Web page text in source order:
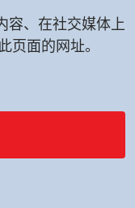
容、在社交媒体上
页面的网址。